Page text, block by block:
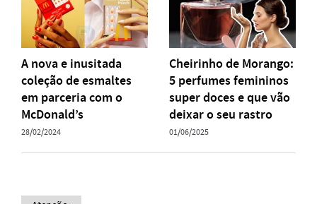
A nova e inusitada
coleção de esmaltes
em parceria com o
McDonald’s
28/02/2024
Cheirinho de Morango:
5 perfumes femininos
super doces e que vão
deixar o seu rastro
01/06/2025